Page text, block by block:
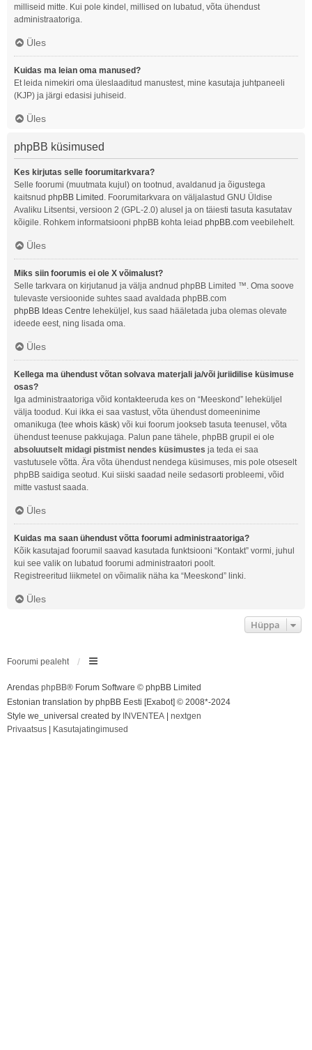
milliseid mitte. Kui pole kindel, millised on lubatud, võta ühendust
administraatoriga.
Üles
Kuidas ma leian oma manused?
Et leida nimekiri oma üleslaaditud manustest, mine kasutaja juhtpaneeli
(KJP) ja järgi edasisi juhiseid.
Üles
phpBB küsimused
Kes kirjutas selle foorumitarkvara?
Selle foorumi (muutmata kujul) on tootnud, avaldanud ja õigustega
kaitsnud phpBB Limited . Foorumitarkvara on väljalastud GNU Üldise
Avaliku Litsentsi, versioon 2 (GPL-2.0) alusel ja on täiesti tasuta kasutatav
kõigile. Rohkem informatsiooni phpBB kohta leiad phpBB.com veebilehelt.
Üles
Miks siin foorumis ei ole X võimalust?
Selle tarkvara on kirjutanud ja välja andnud phpBB Limited ™. Oma soove
tulevaste versioonide suhtes saad avaldada phpBB.com
phpBB Ideas Centre leheküljel, kus saad hääletada juba olemas olevate
ideede eest, ning lisada oma.
Üles
Kellega ma ühendust võtan solvava materjali ja/või juriidilise küsimuse
osas?
Iga administraatoriga võid kontakteeruda kes on “Meeskond” leheküljel
välja toodud. Kui ikka ei saa vastust, võta ühendust domeeninime
omanikuga (tee whois käsk) või kui foorum jookseb tasuta teenusel, võta
ühendust teenuse pakkujaga. Palun pane tähele, phpBB grupil ei ole
absoluutselt midagi pistmist nendes küsimustes ja teda ei saa
vastutusele võtta. Ära võta ühendust nendega küsimuses, mis pole otseselt
phpBB saidiga seotud. Kui siiski saadad neile sedasorti probleemi, võid
mitte vastust saada.
Üles
Kuidas ma saan ühendust võtta foorumi administraatoriga?
Kõik kasutajad foorumil saavad kasutada funktsiooni “Kontakt” vormi, juhul
kui see valik on lubatud foorumi administraatori poolt.
Registreeritud liikmetel on võimalik näha ka “Meeskond” linki.
Üles
Hüppa
Foorumi pealeht
Arendas phpBB® Forum Software © phpBB Limited
Estonian translation by phpBB Eesti [Exabot] © 2008*-2024
Style we_universal created by INVENTEA
nextgen
Privaatsus
Kasutajatingimused